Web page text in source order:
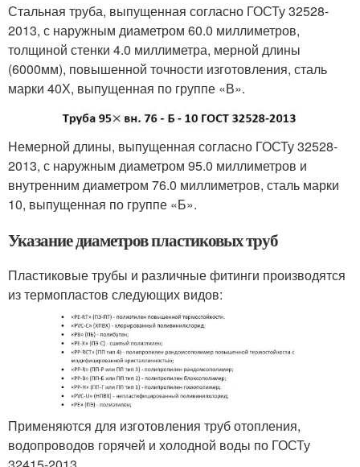
Стальная труба, выпущенная согласно ГОСТу 32528-
2013, с наружным диаметром 60.0 миллиметров,
толщиной стенки 4.0 миллиметра, мерной длины
(6000мм), повышенной точности изготовления, сталь
марки 40Х, выпущенная по группе «В».
Немерной длины, выпущенная согласно ГОСТу 32528-
2013, с наружным диаметром 95.0 миллиметров и
внутренним диаметром 76.0 миллиметров, сталь марки
10, выпущенная по группе «Б».
Указание диаметров пластиковых труб
Пластиковые трубы и различные фитинги производятся
из термопластов следующих видов:
Применяются для изготовления труб отопления,
водопроводов горячей и холодной воды по ГОСТу